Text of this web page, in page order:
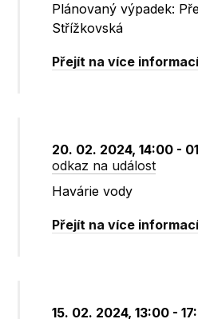
Plánovaný výpadek:
Střížkovská
Přejít na více
20. 02. 2024, 14:00 -
odkaz na událost
Havárie vody
Přejít na více
15. 02. 2024, 13:00 -